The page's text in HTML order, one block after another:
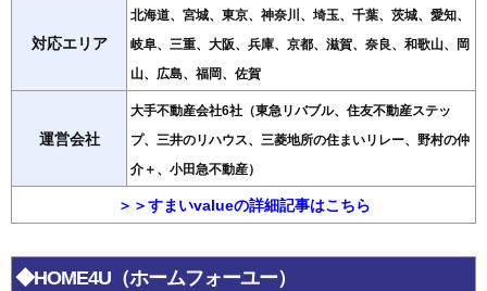
対応エリア
北海道、宮城、東京、神奈川、埼玉、千葉、茨城、愛知、
岐阜、三重、大阪、兵庫、京都、滋賀、奈良、和歌山、岡
山、広島、福岡、佐賀
運営会社
大手不動産会社6社（東急リバブル、住友不動産ステッ
プ、三井のリハウス、三菱地所の住まいリレー、野村の仲
介＋、小田急不動産）
＞＞すまいvalueの詳細記事はこちら
◆HOME4U（ホームフォーユー）